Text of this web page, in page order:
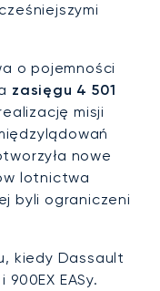
o pojemności
zasięgu 4 501
misji
nowe
lotnictwa
byli ograniczeni
kiedy Dassault
EASy.